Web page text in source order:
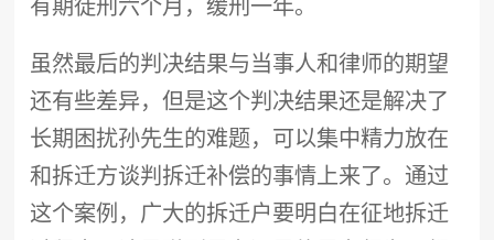
有期徒刑六个月，缓刑一年。
虽然最后的判决结果与当事人和律师的期望
还有些差异，但是这个判决结果还是解决了
长期困扰孙先生的难题，可以集中精力放在
和拆迁方谈判 拆迁补偿的事情上来了。通过
这个案例，广大的拆迁户要明白在征地拆迁